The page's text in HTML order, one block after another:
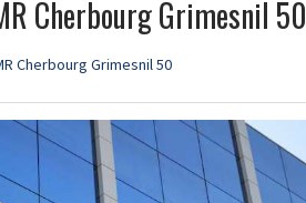
Cherbourg Grimesnil 50
Cherbourg Grimesnil 50